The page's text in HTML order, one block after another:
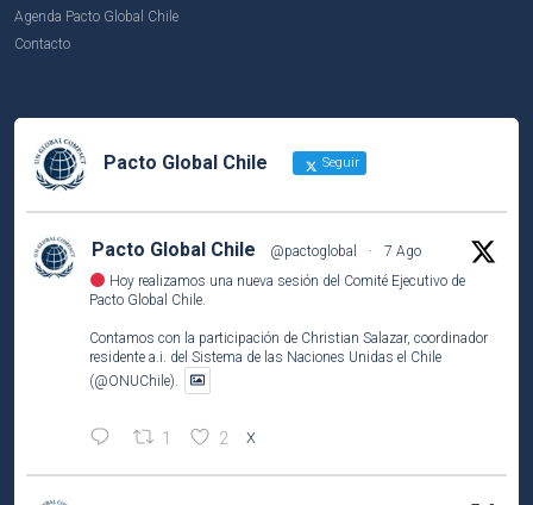
Agenda Pacto Global Chile
Contacto
Pacto Global Chile Seguir
Pacto Global Chile @pactoglobal ·
7 Ago
Hoy realizamos una nueva sesión del Comité Ejecutivo de
Pacto Global Chile.
Contamos con la participación de Christian Salazar, coordinador
residente a.i. del Sistema de las Naciones Unidas el Chile
(@ONUChile).
1 2 X